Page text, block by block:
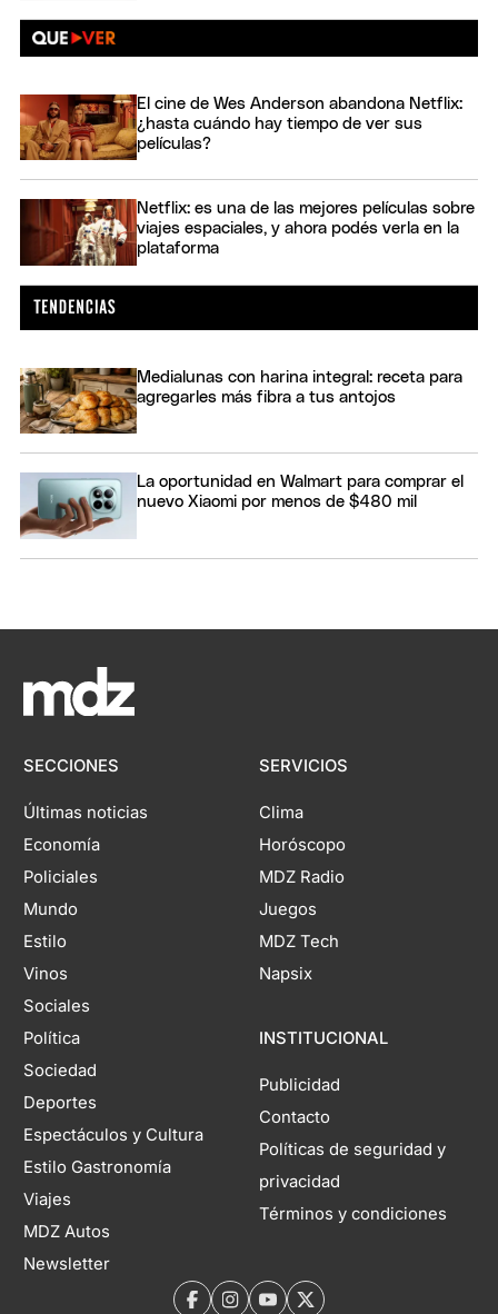
El cine de Wes Anderson abandona Netflix:
¿hasta cuándo hay tiempo de ver sus
películas?
Netflix: es una de las mejores películas sobre
viajes espaciales, y ahora podés verla en la
plataforma
Medialunas con harina integral: receta para
agregarles más fibra a tus antojos
La oportunidad en Walmart para comprar el
nuevo Xiaomi por menos de $480 mil
SECCIONES
Últimas noticias
Economía
Policiales
Mundo
Estilo
Vinos
Sociales
Política
Sociedad
Deportes
Espectáculos y Cultura
Estilo Gastronomía
Viajes
MDZ Autos
Newsletter
SERVICIOS
Clima
Horóscopo
MDZ Radio
Juegos
MDZ Tech
Napsix
INSTITUCIONAL
Publicidad
Contacto
Políticas de seguridad y
privacidad
Términos y condiciones